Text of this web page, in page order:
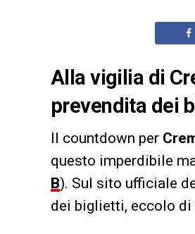
Alla vigilia di
prevendita dei
Il countdown per
questo imperdibile
B). Sul sito ufficiale
dei biglietti, eccolo di